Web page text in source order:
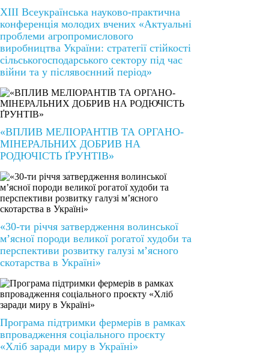
ХІІІ Всеукраїнська науково-практична
конференція молодих вчених «Актуальні
проблеми агропромислового
виробництва України: стратегії стійкості
сільськогосподарського сектору під час
війни та у післявоєнний період»
«ВПЛИВ МЕЛІОРАНТІВ ТА ОРГАНО-
МІНЕРАЛЬНИХ ДОБРИВ НА
РОДЮЧІСТЬ ҐРУНТІВ»
«30-ти річчя затвердження волинської
м’ясної породи великої рогатої худоби та
перспективи розвитку галузі м’ясного
скотарства в Україні»
Програма підтримки фермерів в рамках
впровадження соціального проєкту
«Хліб заради миру в Україні»